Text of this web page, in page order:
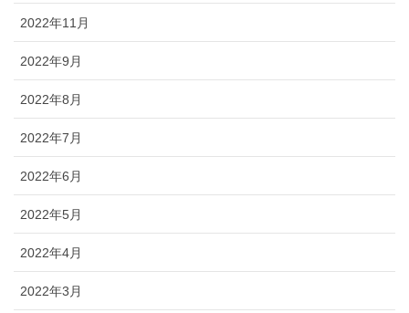
2022年11月
2022年9月
2022年8月
2022年7月
2022年6月
2022年5月
2022年4月
2022年3月